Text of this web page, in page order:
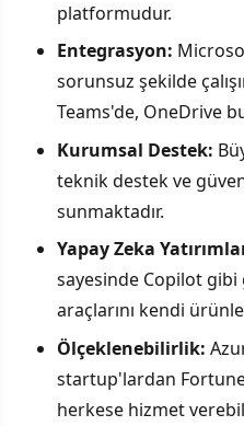
platformudur.
Entegrasyon:
sorunsuz şekilde
Teams'de, OneDrive
Kurumsal Destek:
teknik destek ve
sunmaktadır.
Yapay Zeka
sayesinde Copilot gibi
araçlarını kendi
Ölçeklenebilirlik:
startup'lardan
herkese hizmet